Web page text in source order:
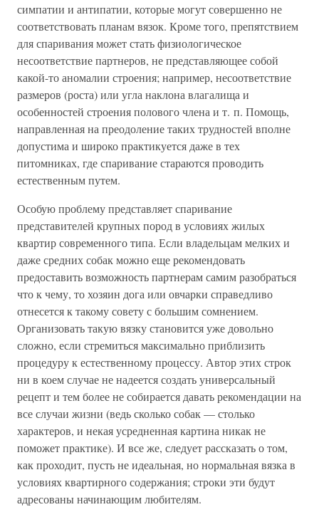
симпатии и антипатии, которые могут совершенно не
соответствовать планам вязок. Кроме того, препятствием
для спаривания может стать физиологическое
несоответствие партнеров, не представляющее собой
какой-то аномалии строения; например, несоответствие
размеров (роста) или угла наклона влагалища и
особенностей строения полового члена и т. п. Помощь,
направленная на преодоление таких трудностей вполне
допустима и широко практикуется даже в тех
питомниках, где спаривание стараются проводить
естественным путем.
Особую проблему представляет спаривание
представителей крупных пород в условиях жилых
квартир современного типа. Если владельцам мелких и
даже средних собак можно еще рекомендовать
предоставить возможность партнерам самим разобраться
что к чему, то хозяин дога или овчарки справедливо
отнесется к такому совету с большим сомнением.
Организовать такую вязку становится уже довольно
сложно, если стремиться максимально приблизить
процедуру к естественному процессу. Автор этих строк
ни в коем случае не надеется создать универсальный
рецепт и тем более не собирается давать рекомендации на
все случаи жизни (ведь сколько собак — столько
характеров, и некая усредненная картина никак не
поможет практике). И все же, следует рассказать о том,
как проходит, пусть не идеальная, но нормальная вязка в
условиях квартирного содержания; строки эти будут
адресованы начинающим любителям.